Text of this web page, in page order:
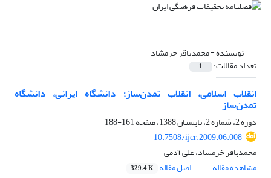
نویسنده =محمدباقر خرمشاد
تعداد مقالات: 1
انقلاب اسلامی، انقلاب تمدن‌ساز؛ دانشگاه ایرانی، دانشگاه
تمدن‌ساز
دوره 2، شماره 2، تابستان 1388، صفحه
161-188
10.7508/ijcr.2009.06.008
محمدباقر خرمشاد، علی آدمی
مشاهده مقاله
اصل مقاله 329.4 K